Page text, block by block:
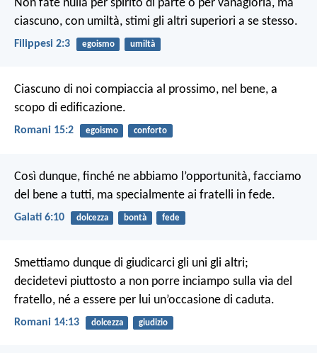
Non fate nulla per spirito di parte o per vanagloria, ma
ciascuno, con umiltà, stimi gli altri superiori a se stesso.
Filippesi 2:3 egoismo umiltà
Ciascuno di noi compiaccia al prossimo, nel bene, a
scopo di edificazione.
Romani 15:2 egoismo conforto
Così dunque, finché ne abbiamo l’opportunità, facciamo
del bene a tutti, ma specialmente ai fratelli in fede.
Galati 6:10 dolcezza bontà fede
Smettiamo dunque di giudicarci gli uni gli altri;
decidetevi piuttosto a non porre inciampo sulla via del
fratello, né a essere per lui un’occasione di caduta.
Romani 14:13 dolcezza giudizio